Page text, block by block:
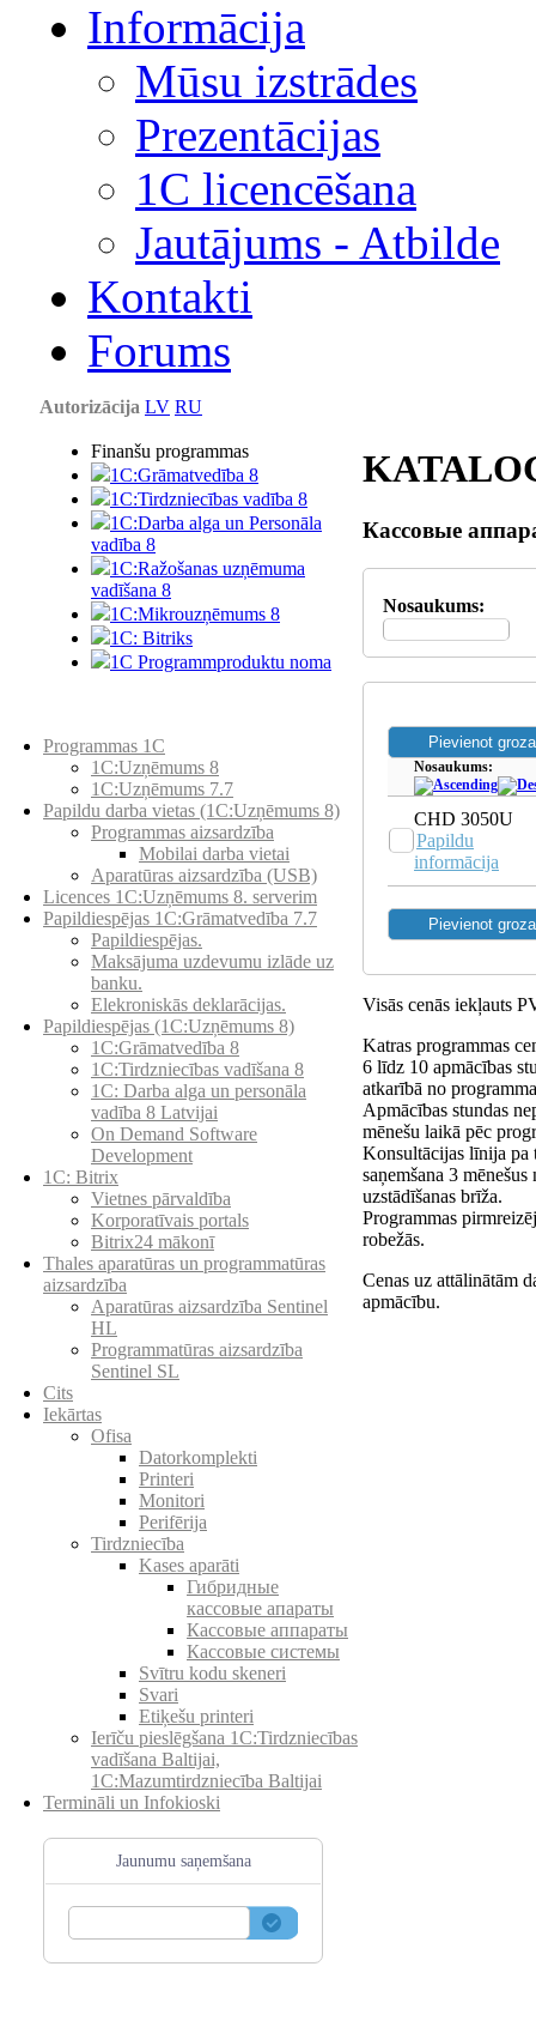
Informācija
Mūsu izstrādes
Prezentācijas
1С licencēšana
Jautājums - Atbilde
Kontakti
Forums
Autorizācija LV RU
Finanšu programmas
1C:Grāmatvedība 8
1C:Tirdzniecības vadība 8
1C:Darba alga un Personāla
vadība 8
1C:Ražošanas uzņēmuma
vadīšana 8
1С:Мikrouzņēmums 8
1C: Bitriks
1C Programmproduktu noma
Programmas 1C
1C:Uzņēmums 8
1C:Uzņēmums 7.7
Papildu darba vietas (1C:Uzņēmums 8)
Programmas aizsardzība
Mobilai darba vietai
Aparatūras aizsardzība (USB)
Licences 1C:Uzņēmums 8. serverim
Papildiespējas 1C:Grāmatvedība 7.7
Papildiespējas.
Maksājuma uzdevumu izlāde uz
banku.
Elekroniskās deklarācijas.
Papildiespējas (1C:Uzņēmums 8)
1C:Grāmatvedība 8
1C:Tirdzniecības vadīšana 8
1С: Darba alga un personāla
vadība 8 Latvijai
On Demand Software
Development
1C: Bitrix
Vietnes pārvaldība
Korporatīvais portals
Bitrix24 mākonī
Thales aparatūras un programmatūras
aizsardzība
Aparatūras aizsardzība Sentinel
HL
Programmatūras aizsardzība
Sentinel SL
Cits
Iekārtas
Ofisa
Datorkomplekti
Printeri
Monitori
Perifērija
Tirdzniecība
Kases aparāti
Гибридные
кассовые апараты
Кассовые аппараты
Кассовые системы
Svītru kodu skeneri
Svari
Etiķešu printeri
Ierīču pieslēgšana 1C:Tirdzniecības
vadīšana Baltijai,
1C:Mazumtirdzniecība Baltijai
Termināli un Infokioski
Jaunumu saņemšana
Кассовые
Nosaukums:
Nosaukums:
CHD 3050U
Papildu
informācija
Visās cenās iekļauts
Katras programmas
6 līdz 10 apmācības
atkarībā no
Apmācības stundas
mēnešu laikā pēc
Konsultācijas līnija pa
saņemšana 3
uzstādīšanas brīža.
Programmas
robežās.
Cenas uz attālinātām
apmācību.